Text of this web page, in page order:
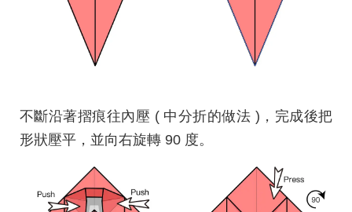
不斷沿著摺痕往內壓 ( 中分折的做法 )，完成後把
形狀壓平，並向右旋轉 90 度。